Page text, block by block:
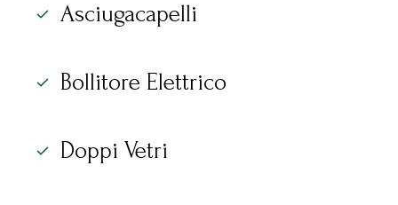
Asciugacapelli
Bollitore Elettrico
Doppi Vetri